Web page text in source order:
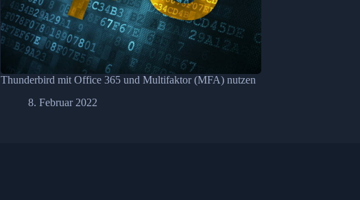
Thunderbird mit Office 365 und Multifaktor (MFA) nutzen
8. Februar 2022